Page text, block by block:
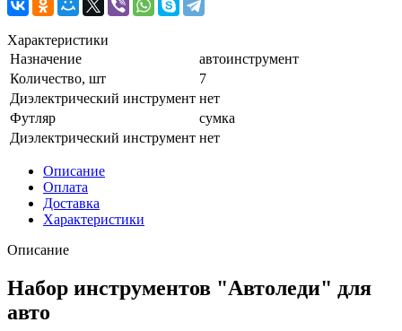
Характеристики
Назначение
автоинструмент
Количество, шт
7
Диэлектрический инструмент нет
Футляр
сумка
Диэлектрический инструмент нет
Описание
Оплата
Доставка
Характеристики
Описание
Набор инструментов "Автоледи" для
авто